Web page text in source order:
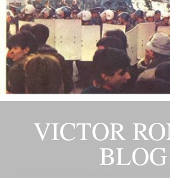
VICTOR
BLOG